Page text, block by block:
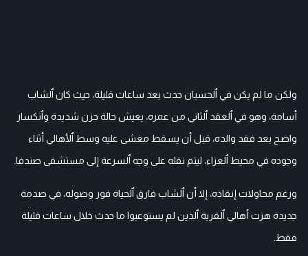
ولكن ما لم يكن في ٱلحسبان حدث بعد ساعات قليلة، حيث كان ٱلشاب
أسامة، وهو في ٱلعقد ٱلثاني من عمره، يعيش حالة حزن شديدة وٱنكسار
واضح بعد فقد والده، قبل أن يسقط مغشى عليه وسط ٱلأهالي أثناء
وجوده في محيط ٱلعزاء، ليتم نقله على وجه ٱلسرعة إلى مستشفى صندفا.
ورغم محاولات إنقاذه، إلا أن ٱلشاب فارق ٱلحياة فور وصوله، في صدمة
جديدة هزت أهالي ٱلقرية ٱلذين لم يستوعبوا ما حدث خلال ساعات قليلة
فقط.